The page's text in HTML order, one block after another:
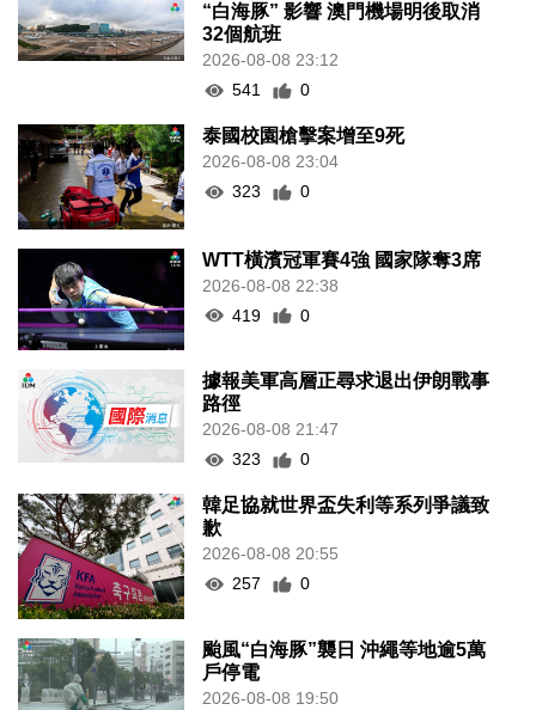
“白海豚” 影響 澳門機場明後取消
32個航班
2026-08-08 23:12
541
0
泰國校園槍擊案增至9死
2026-08-08 23:04
323
0
WTT橫濱冠軍賽4強 國家隊奪3席
2026-08-08 22:38
419
0
據報美軍高層正尋求退出伊朗戰事
路徑
2026-08-08 21:47
323
0
韓足協就世界盃失利等系列爭議致
歉
2026-08-08 20:55
257
0
颱風“白海豚”襲日 沖繩等地逾5萬
戶停電
2026-08-08 19:50